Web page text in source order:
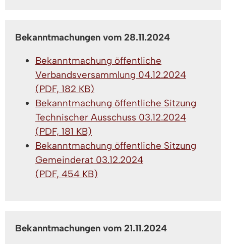
Bekanntmachungen vom 28.11.2024
Bekanntmachung öffentliche
Verbandsversammlung 04.12.2024
(PDF, 182 KB)
Bekanntmachung öffentliche Sitzung
Technischer Ausschuss 03.12.2024
(PDF, 181 KB)
Bekanntmachung öffentliche Sitzung
Gemeinderat 03.12.2024
(PDF, 454 KB)
Bekanntmachungen vom 21.11.2024